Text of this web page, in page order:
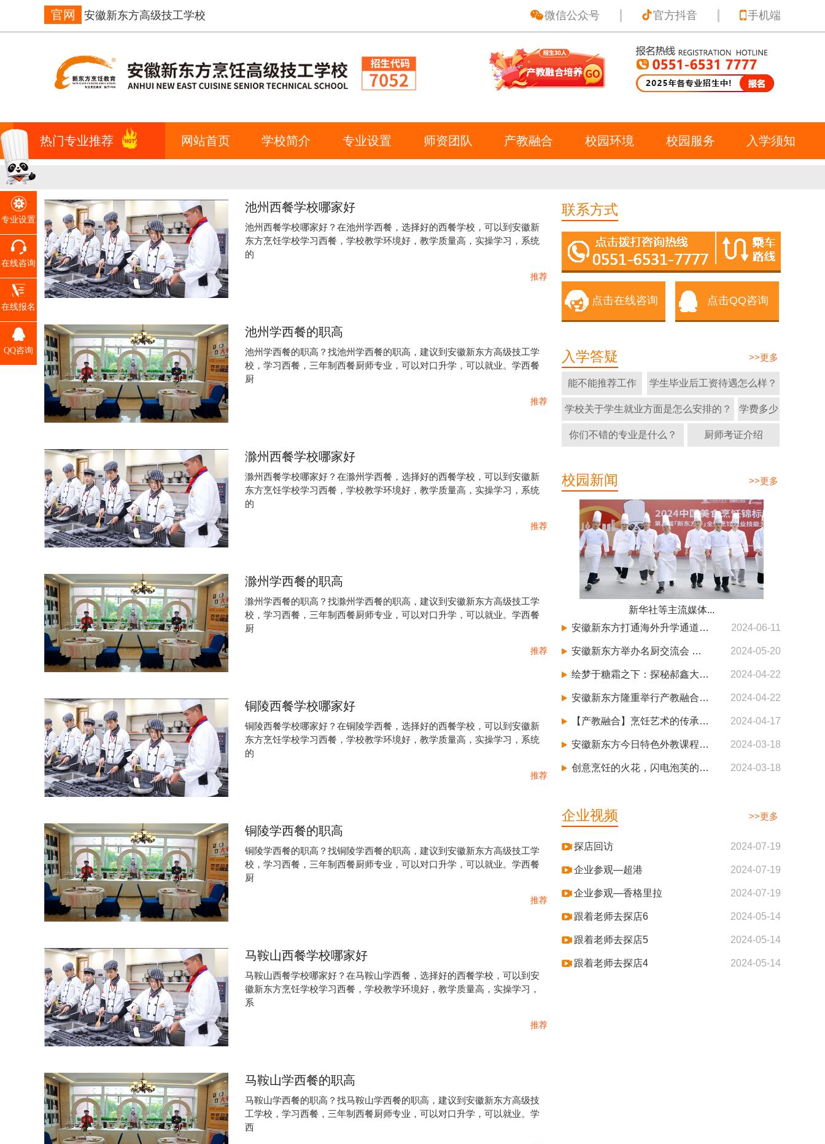
官网 安徽新东方高级技工学校 微信公众号 官方抖音 手机端
热门专业推荐 网站首页 学校简介 专业设置 师资团队 产教融合 校园环境 校园服务 入学须知
池州西餐学校哪家好
池州西餐学校哪家好？在池州学西餐，选择好的西餐学校，可以到安徽新
东方烹饪学校学习西餐，学校教学环境好，教学质量高，实操学习，系统
的
推荐
池州学西餐的职高
池州学西餐的职高？找池州学西餐的职高，建议到安徽新东方高级技工学
校，学习西餐，三年制西餐厨师专业，可以对口升学，可以就业。学西餐
厨
推荐
滁州西餐学校哪家好
滁州西餐学校哪家好？在滁州学西餐，选择好的西餐学校，可以到安徽新
东方烹饪学校学习西餐，学校教学环境好，教学质量高，实操学习，系统
的
推荐
滁州学西餐的职高
滁州学西餐的职高？找滁州学西餐的职高，建议到安徽新东方高级技工学
校，学习西餐，三年制西餐厨师专业，可以对口升学，可以就业。学西餐
厨
推荐
铜陵西餐学校哪家好
铜陵西餐学校哪家好？在铜陵学西餐，选择好的西餐学校，可以到安徽新
东方烹饪学校学习西餐，学校教学环境好，教学质量高，实操学习，系统
的
推荐
铜陵学西餐的职高
铜陵学西餐的职高？找铜陵学西餐的职高，建议到安徽新东方高级技工学
校，学习西餐，三年制西餐厨师专业，可以对口升学，可以就业。学西餐
厨
推荐
马鞍山西餐学校哪家好
马鞍山西餐学校哪家好？在马鞍山学西餐，选择好的西餐学校，可以到安
徽新东方烹饪学校学习西餐，学校教学环境好，教学质量高，实操学习，
系
推荐
马鞍山学西餐的职高
马鞍山学西餐的职高？找马鞍山学西餐的职高，建议到安徽新东方高级技
工学校，学习西餐，三年制西餐厨师专业，可以对口升学，可以就业。学
西
联系方式
点击在线咨询 点击QQ咨询
入学答疑 >>更多
能不能推荐工作 学生毕业后工资待遇怎么样？
学校关于学生就业方面是怎么安排的？ 学费多少
你们不错的专业是什么？ 厨师考证介绍
校园新闻 >>更多
新华社等主流媒体...
安徽新东方打通海外升学通道：开启你的国际视野之旅
2024-06-11
安徽新东方举办名厨交流会 强化产教融合 助力教育创新 2024-05-20
绘梦于糖霜之下：探秘郝鑫大师的西点艺术世界 2024-04-22
安徽新东方隆重举行产教融合基地揭牌暨百企老师进校园启动仪式 2024-04-22
【产教融合】烹饪艺术的传承与创新 2024-04-17
安徽新东方今日特色外教课程——Modern Black Forest黑森林与塔丁苹果塔 2024-03-18
创意烹饪的火花，闪电泡芙的魅力 —— 安徽新东方外教专场 2024-03-18
企业视频 >>更多
探店回访 2024-07-19
企业参观—超港 2024-07-19
企业参观—香格里拉 2024-07-19
跟着老师去探店6 2024-05-14
跟着老师去探店5 2024-05-14
跟着老师去探店4 2024-05-14
专业设置
在线咨询
在线报名
QQ咨询